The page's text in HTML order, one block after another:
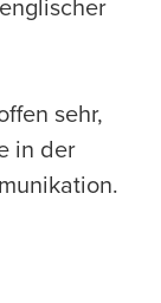
sehr,
in der